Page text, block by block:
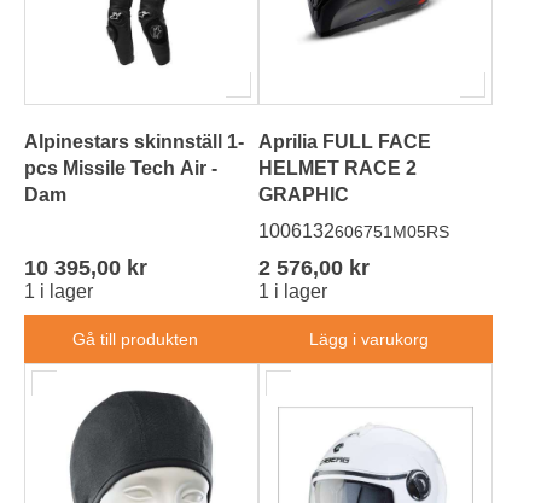
Alpinestars skinnställ 1-
pcs Missile Tech Air -
Dam
10 395,00 kr
1 i lager
Gå till produkten
Aprilia FULL FACE
HELMET RACE 2
GRAPHIC
1006132606751M05RS
2 576,00 kr
1 i lager
Lägg i varukorg